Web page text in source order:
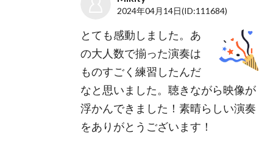
2024年04月14日(ID:111684)
とても感動しました。あ
の大人数で揃った演奏は
ものすごく練習したんだ
なと思いました。聴きながら映像が
浮かんできました！素晴らしい演奏
をありがとうございます！